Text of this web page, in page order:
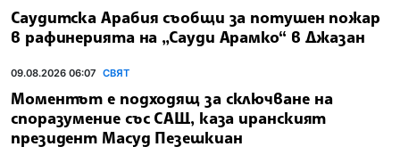
Саудитска Арабия съобщи за потушен пожар
в рафинерията на „Сауди Арамко“ в Джазан
09.08.2026 06:07 СВЯТ
Моментът е подходящ за сключване на
споразумение със САЩ, каза иранският
президент Масуд Пезешкиан